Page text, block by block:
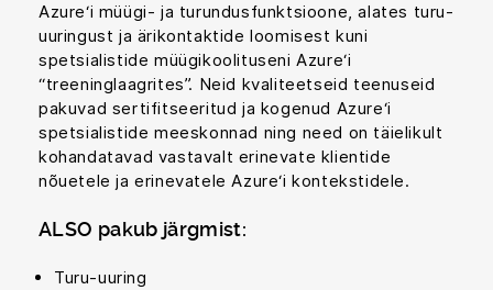
Azure‘i müügi- ja turundusfunktsioone, alates turu-
uuringust ja ärikontaktide loomisest kuni
spetsialistide müügikoolituseni Azure‘i
“treeninglaagrites”. Neid kvaliteetseid teenuseid
pakuvad sertifitseeritud ja kogenud Azure‘i
spetsialistide meeskonnad ning need on täielikult
kohandatavad vastavalt erinevate klientide
nõuetele ja erinevatele Azure‘i kontekstidele.
ALSO pakub järgmist:
Turu-uuring